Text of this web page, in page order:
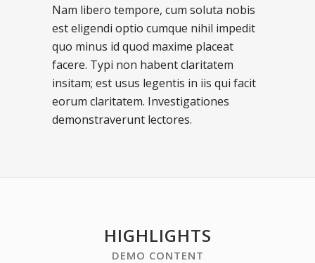
Nam libero tempore, cum soluta nobis
est eligendi optio cumque nihil impedit
quo minus id quod maxime placeat
facere. Typi non habent claritatem
insitam; est usus legentis in iis qui facit
eorum claritatem. Investigationes
demonstraverunt lectores.
HIGHLIGHTS
DEMO CONTENT